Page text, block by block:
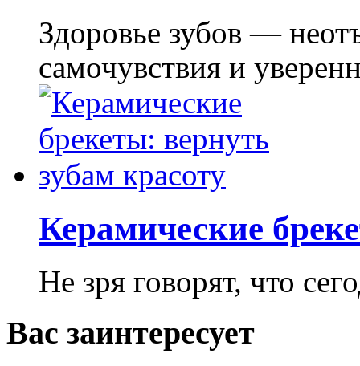
Здоровье зубов —
самочувствия и
Керамические
Не зря говорят, что
Вас заинтересует